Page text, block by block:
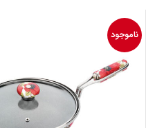
ناموجود